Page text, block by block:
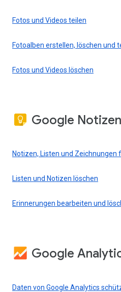
Fotos und Videos teilen
Fotoalben erstellen, löschen und
Fotos und Videos löschen
Google Notizen
Notizen, Listen und Zeichnungen
Listen und Notizen löschen
Erinnerungen bearbeiten und
Google
Daten von Google Analytics